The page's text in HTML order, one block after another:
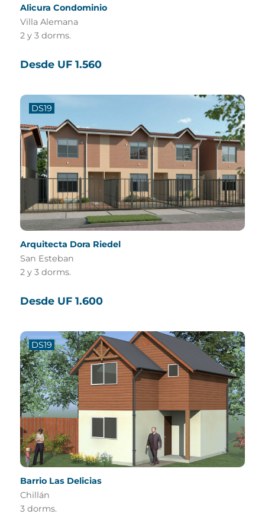
Alicura Condominio
Villa Alemana
2 y 3 dorms.
Desde UF 1.560
DS19
Arquitecta Dora Riedel
San Esteban
2 y 3 dorms.
Desde UF 1.600
DS19
Barrio Las Delicias
Chillán
3 dorms.